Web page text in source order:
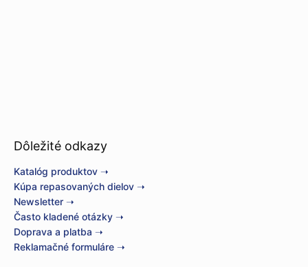
Dôležité odkazy
Katalóg produktov ➝
Kúpa repasovaných dielov ➝
Newsletter ➝
Často kladené otázky ➝
Doprava a platba ➝
Reklamačné formuláre ➝